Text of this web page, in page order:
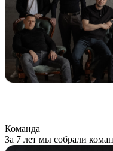
Команда
За 7 лет мы собрали